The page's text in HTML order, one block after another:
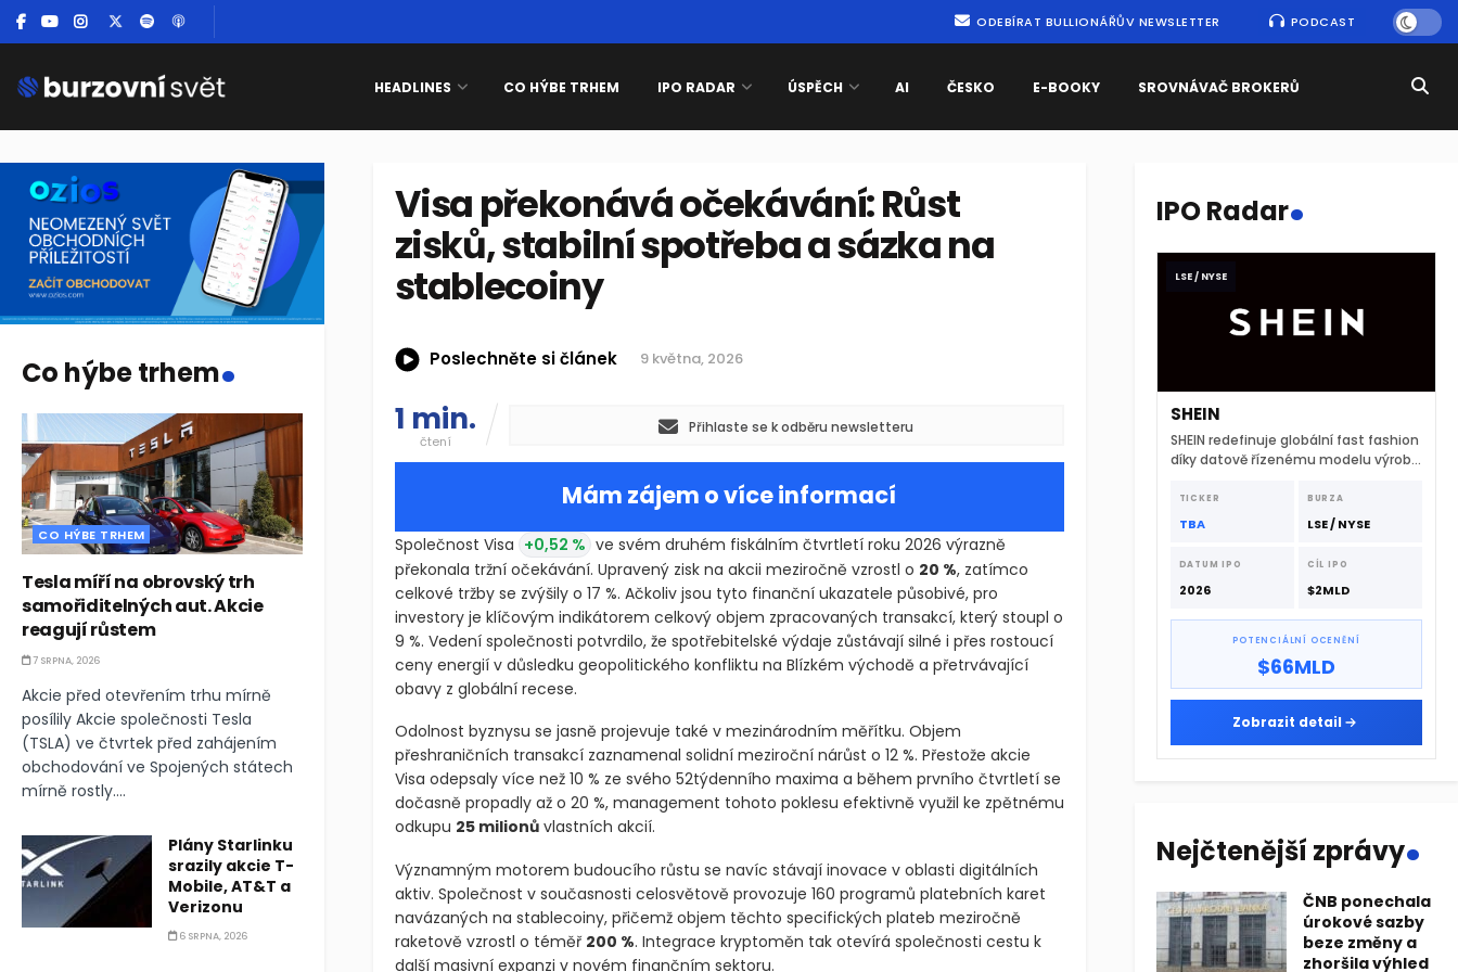
ODEBÍRAT BULLIONÁŘŮV NEWSLETTER PODCAST
HEADLINES CO HÝBE TRHEM IPO RADAR ÚSPĚCH AI ČESKO E-BOOKY SROVNÁVAČ BROKERŮ
Visa překonává očekávání: Růst
zisků, stabilní spotřeba a sázka na
stablecoiny
Poslechněte si článek 9 května, 2026
1 min.
čtení
Přihlaste se k odběru newsletteru
Mám zájem o více informací
Společnost Visa +0,52 % ve svém druhém fiskálním čtvrtletí roku 2026 výrazně
překonala tržní očekávání. Upravený zisk na akcii meziročně vzrostl o 20 %, zatímco
celkové tržby se zvýšily o 17 %. Ačkoliv jsou tyto finanční ukazatele působivé, pro
investory je klíčovým indikátorem celkový objem zpracovaných transakcí, který stoupl o
9 %. Vedení společnosti potvrdilo, že spotřebitelské výdaje zůstávají silné i přes rostoucí
ceny energií v důsledku geopolitického konfliktu na Blízkém východě a přetrvávající
obavy z globální recese.
Odolnost byznysu se jasně projevuje také v mezinárodním měřítku. Objem
přeshraničních transakcí zaznamenal solidní meziroční nárůst o 12 %. Přestože akcie
Visa odepsaly více než 10 % ze svého 52týdenního maxima a během prvního čtvrtletí se
dočasně propadly až o 20 %, management tohoto poklesu efektivně využil ke zpětnému
odkupu 25 milionůvlastních akcií.
Významným motorem budoucího růstu se navíc stávají inovace v oblasti digitálních
aktiv. Společnost v současnosti celosvětově provozuje 160 programů platebních karet
navázaných na stablecoiny, přičemž objem těchto specifických plateb meziročně
raketově vzrostl o téměř 200 %. Integrace kryptoměn tak otevírá společnosti cestu k
další masivní expanzi v novém finančním sektoru.
Co hýbe trhem.
CO HÝBE TRHEM
Tesla míří na obrovský trh
samořiditelných aut. Akcie
reagují růstem
7 SRPNA, 2026
Akcie před otevřením trhu mírně
posílily Akcie společnosti Tesla
(TSLA) ve čtvrtek před zahájením
obchodování ve Spojených státech
mírně rostly....
Plány Starlinku
srazily akcie T-
Mobile, AT&T a
Verizonu
6 SRPNA, 2026
IPO Radar.
LSE / NYSE
SHEIN
SHEIN redefinuje globální fast fashion
díky datově řízenému modelu výroby
dodavatelskému řetězci.
TICKER
TBA
BURZA
LSE / NYSE
DATUM IPO
2026
CÍL IPO
$2MLD
POTENCIÁLNÍ OCENĚNÍ
$66MLD
Zobrazit detail
Nejčtenější zprávy.
ČNB ponechala
úrokové sazby
beze změny a
zhoršila výhled